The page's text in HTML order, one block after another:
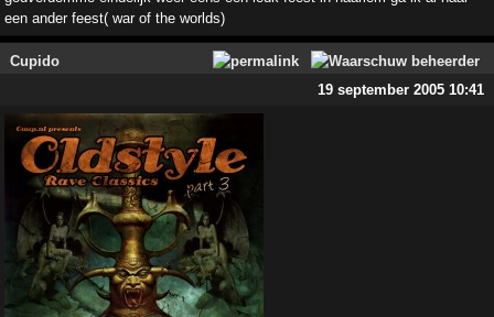
een ander feest( war of the worlds)
Cupido
19 september 2005 10:41